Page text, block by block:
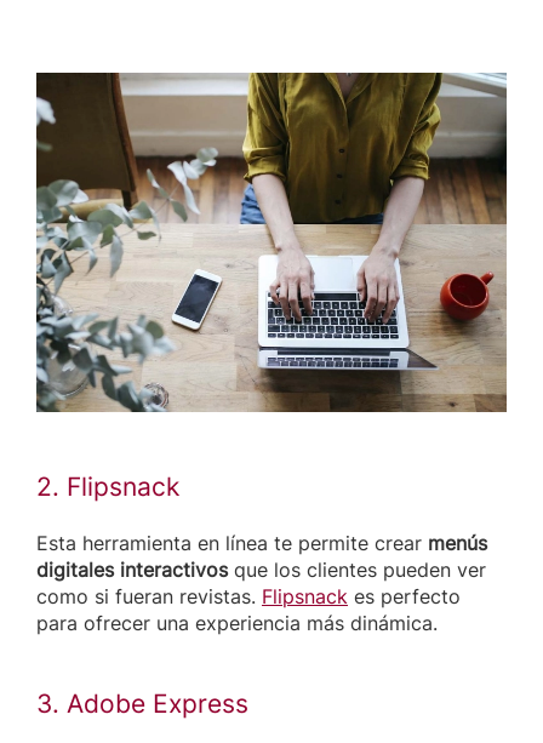
2. Flipsnack
Esta herramienta en línea te permite crear menús
digitales interactivosque los clientes pueden ver
como si fueran revistas. Flipsnack es perfecto
para ofrecer una experiencia más dinámica.
3. Adobe Express